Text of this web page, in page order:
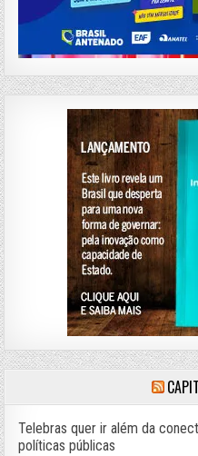
Telebras quer ir além da
políticas públicas